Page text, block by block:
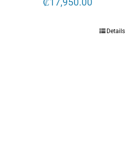
₡17,950.00
Details